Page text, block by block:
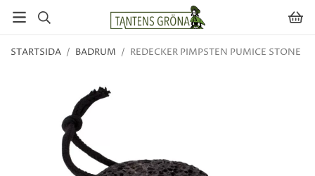
STARTSIDA / BADRUM / REDECKER PIMPSTEN PUMICE STONE